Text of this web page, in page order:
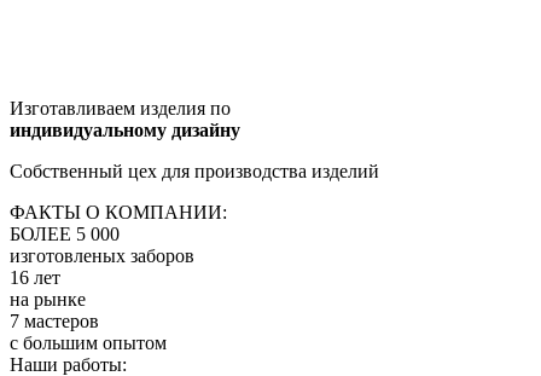
Изготавливаем изделия по
индивидуальному дизайну
Собственный цех для производства изделий
ФАКТЫ О КОМПАНИИ:
БОЛЕЕ 5 000
изготовленых заборов
16 лет
на рынке
7 мастеров
с большим опытом
Наши работы: